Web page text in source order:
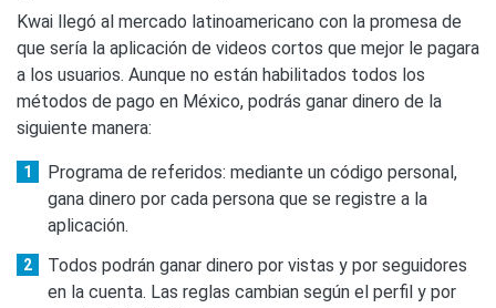
Kwai llegó al mercado latinoamericano con la promesa de
que sería la aplicación de videos cortos que mejor le pagara
a los usuarios. Aunque no están habilitados todos los
métodos de pago en México, podrás ganar dinero de la
siguiente manera:
Programa de referidos: mediante un código personal,
gana dinero por cada persona que se registre a la
aplicación.
Todos podrán ganar dinero por vistas y por seguidores
en la cuenta. Las reglas cambian según el perfil y por